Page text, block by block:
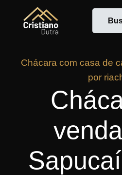
Chácara com casa de
por